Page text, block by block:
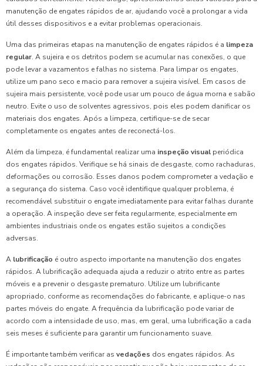
manutenção de engates rápidos de ar, ajudando você a prolongar a vida
útil desses dispositivos e a evitar problemas operacionais.
Uma das primeiras etapas na manutenção de engates rápidos é a limpeza
regular. A sujeira e os detritos podem se acumular nas conexões, o que
pode levar a vazamentos e falhas no sistema. Para limpar os engates,
utilize um pano seco e macio para remover a sujeira visível. Em casos de
sujeira mais persistente, você pode usar um pouco de água morna e sabão
neutro. Evite o uso de solventes agressivos, pois eles podem danificar os
materiais dos engates. Após a limpeza, certifique-se de secar
completamente os engates antes de reconectá-los.
Além da limpeza, é fundamental realizar uma inspeção visual periódica
dos engates rápidos. Verifique se há sinais de desgaste, como rachaduras,
deformações ou corrosão. Esses danos podem comprometer a vedação e
a segurança do sistema. Caso você identifique qualquer problema, é
recomendável substituir o engate imediatamente para evitar falhas durante
a operação. A inspeção deve ser feita regularmente, especialmente em
ambientes industriais onde os engates estão sujeitos a condições
adversas.
A lubrificação é outro aspecto importante na manutenção dos engates
rápidos. A lubrificação adequada ajuda a reduzir o atrito entre as partes
móveis e a prevenir o desgaste prematuro. Utilize um lubrificante
apropriado, conforme as recomendações do fabricante, e aplique-o nas
partes móveis do engate. A frequência da lubrificação pode variar de
acordo com a intensidade de uso, mas, em geral, uma lubrificação a cada
seis meses é suficiente para garantir um funcionamento suave.
É importante também verificar as vedações dos engates rápidos. As